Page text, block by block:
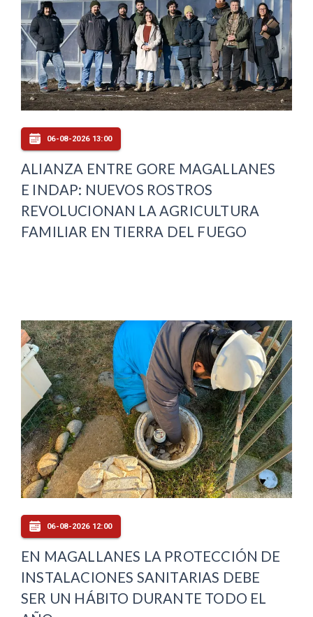
06-08-2026 13:00
ALIANZA ENTRE GORE MAGALLANES
E INDAP: NUEVOS ROSTROS
REVOLUCIONAN LA AGRICULTURA
FAMILIAR EN TIERRA DEL FUEGO
06-08-2026 12:00
EN MAGALLANES LA PROTECCIÓN DE
INSTALACIONES SANITARIAS DEBE
SER UN HÁBITO DURANTE TODO EL